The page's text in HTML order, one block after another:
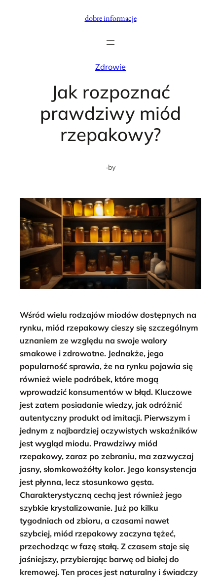
dobre informacje
Zdrowie
Jak rozpoznać
prawdziwy miód
rzepakowy?
·by
Wśród wielu rodzajów miodów dostępnych na
rynku, miód rzepakowy cieszy się szczególnym
uznaniem ze względu na swoje walory
smakowe i zdrowotne. Jednakże, jego
popularność sprawia, że na rynku pojawia się
również wiele podróbek, które mogą
wprowadzić konsumentów w błąd. Kluczowe
jest zatem posiadanie wiedzy, jak odróżnić
autentyczny produkt od imitacji. Pierwszym i
jednym z najbardziej oczywistych wskaźników
jest wygląd miodu. Prawdziwy miód
rzepakowy, zaraz po zebraniu, ma zazwyczaj
jasny, słomkowożółty kolor. Jego konsystencja
jest płynna, lecz stosunkowo gęsta.
Charakterystyczną cechą jest również jego
szybkie krystalizowanie. Już po kilku
tygodniach od zbioru, a czasami nawet
szybciej, miód rzepakowy zaczyna tężeć,
przechodząc w fazę stałą. Z czasem staje się
jaśniejszy, przybierając barwę od białej do
kremowej. Ten proces jest naturalny i świadczy